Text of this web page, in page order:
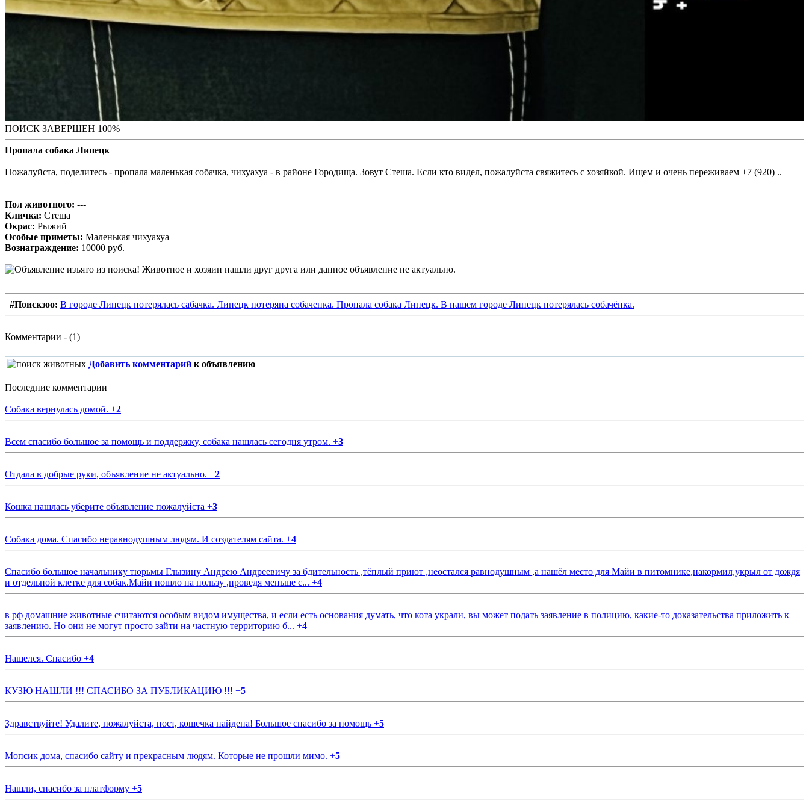
ПОИСК ЗАВЕРШЕН 100%
Пропала собака Липецк
Пожалуйста, поделитесь - пропала маленькая собачка, чихуахуа - в районе Городища. Зовут Стеша. Если кто видел, пожалуйста свяжитесь с хозяйкой. Ищем и очень переживаем +7 (920) ..
Пол животного: ---
Кличка: Стеша
Окрас: Рыжий
Особые приметы: Маленькая чихуахуа
Вознаграждение: 10000 руб.
#Поискзоо: В городе Липецк потерялась сабачка. Липецк потеряна собаченка. Пропала собака Липецк. В нашем городе Липецк потерялась собачёнка.
Комментарии - (1)
Добавить комментарий к объявлению
Последние комментарии
Собака вернулась домой. +2
Всем спасибо большое за помощь и поддержку, собака нашлась сегодня утром. +3
Отдала в добрые руки, объявление не актуально. +2
Кошка нашлась уберите объявление пожалуйста +3
Собака дома. Спасибо неравнодушным людям. И создателям сайта. +4
Спасибо большое начальнику тюрьмы Глызину Андрею Андреевичу за бдительность ,тёплый приют ,неостался равнодушным ,а нашёл место для Майи в питомнике,накормил,укрыл от дождя
и отдельной клетке для собак.Майи пошло на пользу ,проведя меньше с... +4
в рф домашние животные считаются особым видом имущества, и если есть основания думать, что кота украли, вы может подать заявление в полицию, какие-то доказательства приложить к
заявлению. Но они не могут просто зайти на частную территорию б... +4
Нашелся. Спасибо +4
КУЗЮ НАШЛИ !!! СПАСИБО ЗА ПУБЛИКАЦИЮ !!! +5
Здравствуйте! Удалите, пожалуйста, пост, кошечка найдена! Большое спасибо за помощь +5
Мопсик дома, спасибо сайту и прекрасным людям. Которые не прошли мимо. +5
Нашли, спасибо за платформу +5